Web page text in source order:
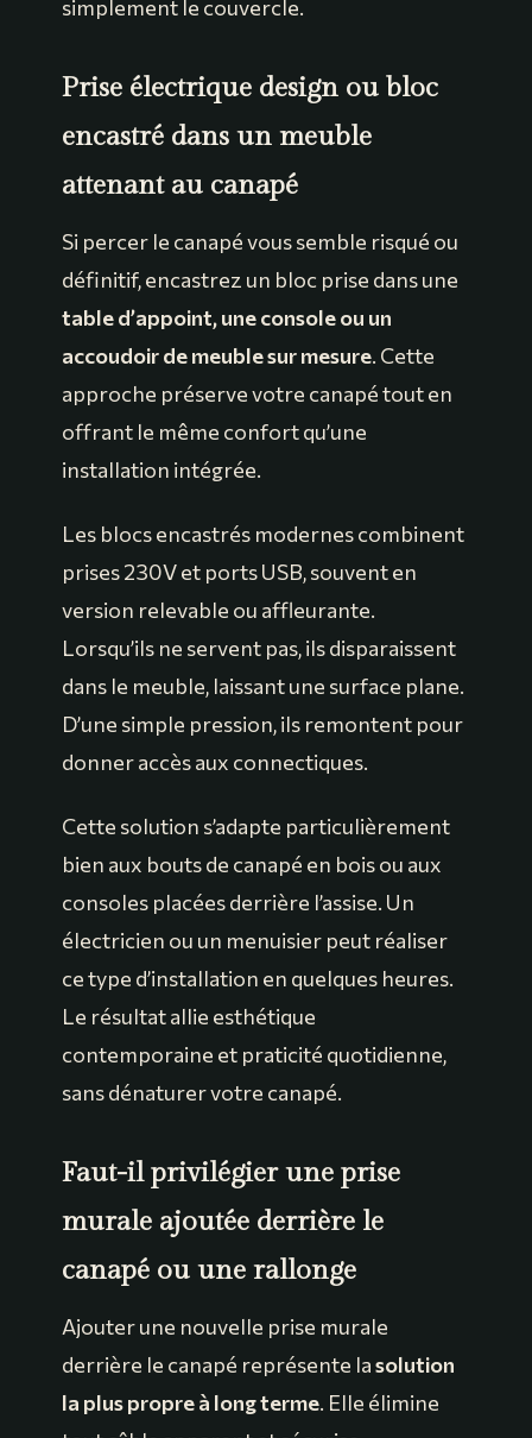
simplement le couvercle.
Prise électrique design ou bloc
encastré dans un meuble
attenant au canapé
Si percer le canapé vous semble risqué ou
définitif, encastrez un bloc prise dans une
table d’appoint, une console ou un
accoudoir de meuble sur mesure. Cette
approche préserve votre canapé tout en
offrant le même confort qu’une
installation intégrée.
Les blocs encastrés modernes combinent
prises 230V et ports USB, souvent en
version relevable ou affleurante.
Lorsqu’ils ne servent pas, ils disparaissent
dans le meuble, laissant une surface plane.
D’une simple pression, ils remontent pour
donner accès aux connectiques.
Cette solution s’adapte particulièrement
bien aux bouts de canapé en bois ou aux
consoles placées derrière l’assise. Un
électricien ou un menuisier peut réaliser
ce type d’installation en quelques heures.
Le résultat allie esthétique
contemporaine et praticité quotidienne,
sans dénaturer votre canapé.
Faut-il privilégier une prise
murale ajoutée derrière le
canapé ou une rallonge
Ajouter une nouvelle prise murale
derrière le canapé représente lasolution
la plus propre à long terme. Elle élimine